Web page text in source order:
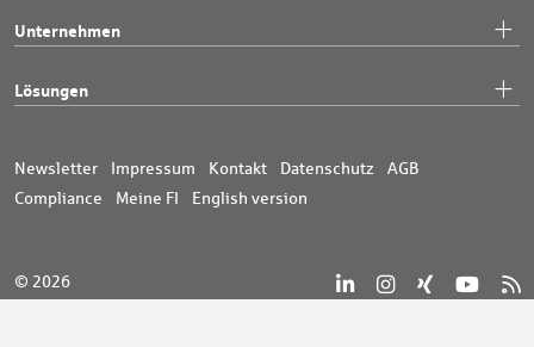
Unternehmen
Lösungen
Newsletter Impressum Kontakt Datenschutz
AGB
Compliance
Meine FI English version
© 2026